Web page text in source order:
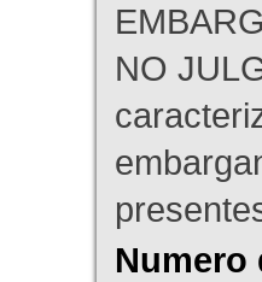
NO
Numero